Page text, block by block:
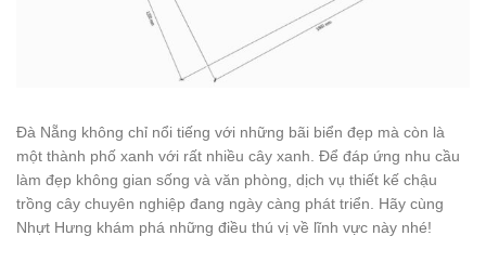
Đà Nẵng không chỉ nổi tiếng với những bãi biển đẹp mà còn là
một thành phố xanh với rất nhiều cây xanh. Để đáp ứng nhu cầu
làm đẹp không gian sống và văn phòng, dịch vụ thiết kế chậu
trồng cây chuyên nghiệp đang ngày càng phát triển. Hãy cùng
Nhựt Hưng khám phá những điều thú vị về lĩnh vực này nhé!